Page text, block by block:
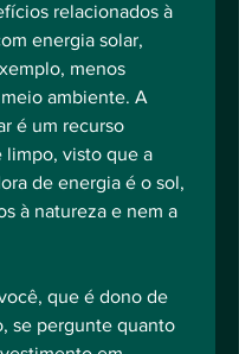
relacionados à
energia solar,
menos
ambiente. A
é um recurso
limpo, visto que a
de energia é o sol,
à natureza e nem a
que é dono de
se pergunte quanto